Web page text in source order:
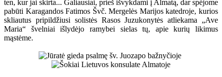
ten, kur jai skirta... Galiausiai, prieš išvykdami į Almatą, dar spėjome
pabūti Karagandos Fatimos Švč. Mergelės Marijos katedroje, kurios
skliautus pripildžiusi solistės Rasos Juzukonytės atliekama „Ave
Maria“ švelniai išlydėjo ramybei sielas tų, apie kurių likimus
mąstėme.